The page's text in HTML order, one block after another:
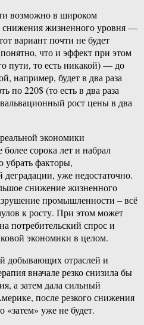
возможно в широком
снижения жизненного уровня —
вариант почти не будет
что и эффект при этом
пути, то есть никакой) — до
например, будет в два раза
по 220$ (то есть в два раза
рост цены в два
экономики
сорока лет и набрал
факторы,
уже недостаточно.
снижение жизненного
промышленности – всё
к росту. При этом может
потребительский спрос и
экономики в целом.
добывающих отраслей и
вначале резко снизила бы
а затем дала сильный
после резкого снижения
«затем» уже не будет.